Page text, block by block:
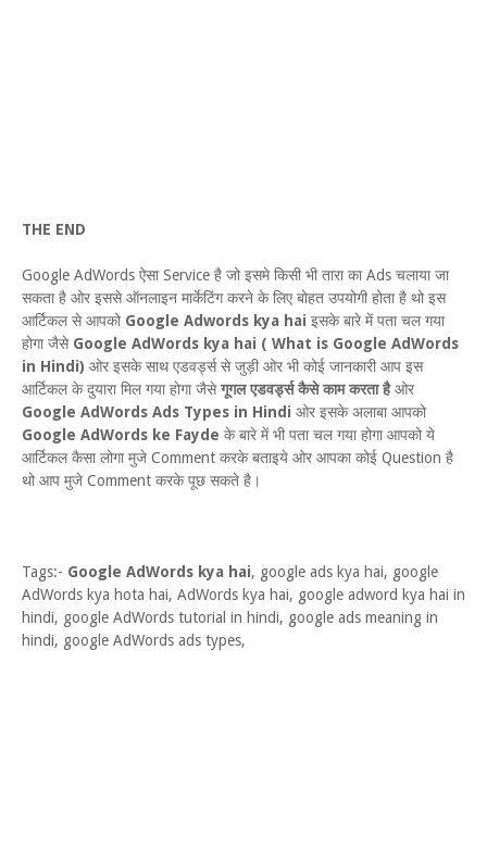
THE END
Google AdWords ऐसा Service है जो इसमे किसी भी तारा का Ads चलाया जा
सकता है ओर इससे ऑनलाइन मार्केटिंग करने के लिए बोहत उपयोगी होता है थो इस
आर्टिकल से आपको Google Adwords kya hai इसके बारे में पता चल गया
होगा जैसे Google AdWords kya hai ( What is Google AdWords
in Hindi) ओर इसके साथ एडवर्ड्स से जुड़ी ओर भी कोई जानकारी आप इस
आर्टिकल के दुयारा मिल गया होगा जैसेगूगल एडवर्ड्स कैसे काम करता हैओर
Google AdWords Ads Types in Hindi ओर इसके अलाबा आपको
Google AdWords ke Fayde के बारे में भी पता चल गया होगा आपको ये
आर्टिकल कैसा लोगा मुजे Comment करके बताइये ओर आपका कोई Question है
थो आप मुजे Comment करके पूछ सकते है।
Tags:- Google AdWords kya hai, google ads kya hai, google
AdWords kya hota hai, AdWords kya hai, google adword kya hai in
hindi, google AdWords tutorial in hindi, google ads meaning in
hindi, google AdWords ads types,